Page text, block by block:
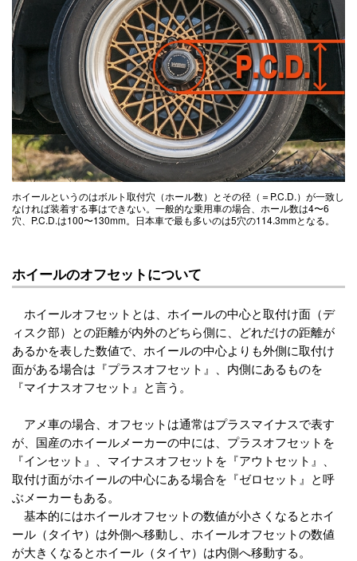
ホイールというのはボルト取付穴（ホール数）とその径（＝P.C.D.）が一致し
なければ装着する事はできない。一般的な乗用車の場合、ホール数は4〜6
穴、P.C.D.は100〜130mm。日本車で最も多いのは5穴の114.3mmとなる。
ホイールのオフセットについて
ホイールオフセットとは、ホイールの中心と取付け面（デ
ィスク部）との距離が内外のどちら側に、どれだけの距離が
あるかを表した数値で、ホイールの中心よりも外側に取付け
面がある場合は『プラスオフセット』、内側にあるものを
『マイナスオフセット』と言う。
アメ車の場合、オフセットは通常はプラスマイナスで表す
が、国産のホイールメーカーの中には、プラスオフセットを
『インセット』、マイナスオフセットを『アウトセット』、
取付け面がホイールの中心にある場合を『ゼロセット』と呼
ぶメーカーもある。
基本的にはホイールオフセットの数値が小さくなるとホイ
ール（タイヤ）は外側へ移動し、ホイールオフセットの数値
が大きくなるとホイール（タイヤ）は内側へ移動する。